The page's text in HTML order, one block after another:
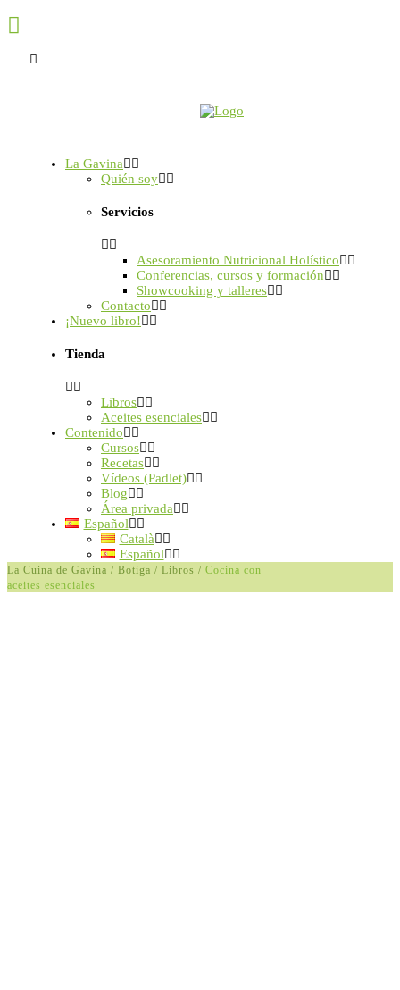
La Gavina
Quién soy
Servicios
Asesoramiento Nutricional Holístico
Conferencias, cursos y formación
Showcooking y talleres
Contacto
¡Nuevo libro!
Tienda
Libros
Aceites esenciales
Contenido
Cursos
Recetas
Vídeos (Padlet)
Blog
Área privada
Español
Català
Español
La Cuina de Gavina / Botiga / Libros / Cocina con
aceites esenciales